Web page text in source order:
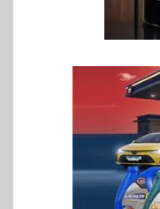
تستعرض
عن شركة